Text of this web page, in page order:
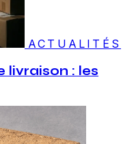
ACTUALITÉS
livraison : les